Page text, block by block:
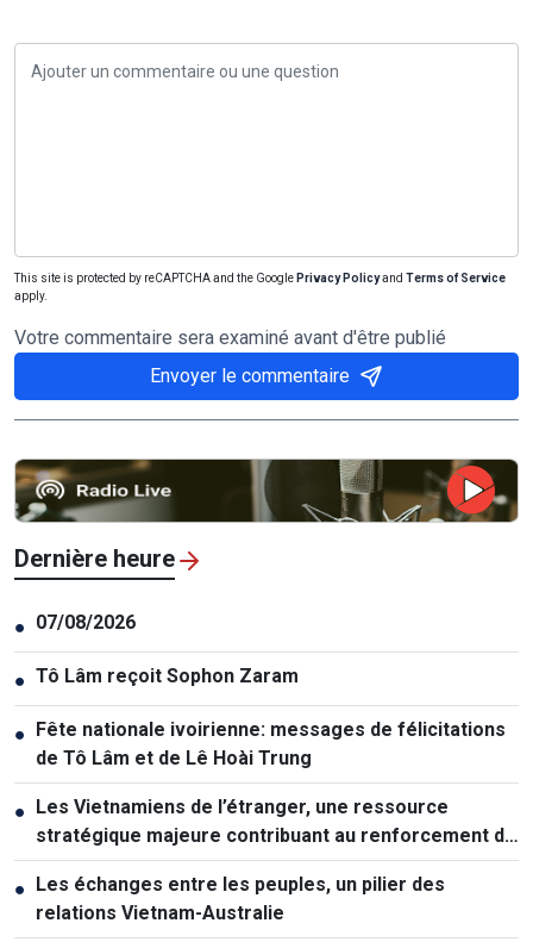
This site is protected by reCAPTCHA and the Google Privacy Policyand Terms of Service
apply.
Votre commentaire sera examiné avant d'être publié
Envoyer le commentaire
Dernière heure
● 07/08/2026
● Tô Lâm reçoit Sophon Zaram
● Fête nationale ivoirienne: messages de félicitations
de Tô Lâm et de Lê Hoài Trung
● Les Vietnamiens de l’étranger, une ressource
stratégique majeure contribuant au renforcement de
la puissance nationale
● Les échanges entre les peuples, un pilier des
relations Vietnam-Australie